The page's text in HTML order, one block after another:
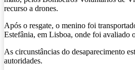
recurso a drones.
Após o resgate, o menino foi
Estefânia, em Lisboa, onde foi avaliado
As circunstâncias do desaparecimento
autoridades.